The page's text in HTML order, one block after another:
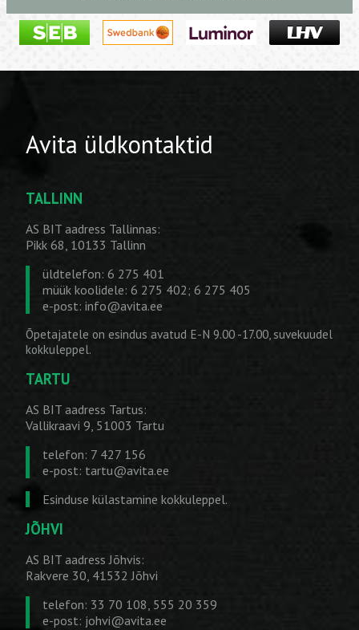
Avita üldkontaktid
TALLINN
AS BIT aadress Tallinnas:
Pikk 68, 10133 Tallinn
üldtelefon: 6 275 401
müük koolidele: 6 275 402; 6 275 405
e-post: info@avita.ee
Õpetajatele on esindus avatud E-N 9.00 -17.00, suvekuudel
kokkuleppel.
TARTU
AS BIT aadress Tartus:
Vallikraavi 9, 51003 Tartu
telefon: 7 427 156
e-post: tartu@avita.ee
Esinduse külastamine kokkuleppel.
JÕHVI
AS BIT aadress Jõhvis:
Rakvere 30, 41532 Jõhvi
telefon: 33 70 108, 555 20 359
e-post: johvi@avita.ee